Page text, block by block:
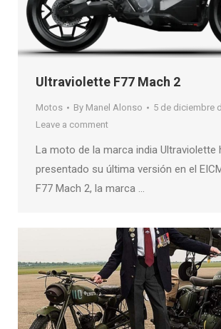
Ultraviolette F77 Mach 2
Motos By Manel Alonso
5 de diciembre
Leave a comment
La moto de la marca india Ultraviolette
presentado su última versión en el
F77 Mach 2, la marca …